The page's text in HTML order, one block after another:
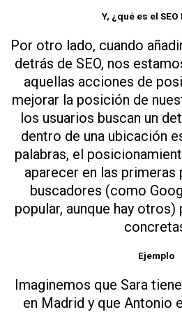
Y, ¿qué es el SEO
Por otro lado, cuando
detrás de SEO, nos
aquellas acciones de
mejorar la posición de
los usuarios buscan un
dentro de una ubicación
palabras, el
aparecer en las
buscadores (como
popular, aunque hay
Ejemplo
Imaginemos que Sara
en Madrid y que Antonio